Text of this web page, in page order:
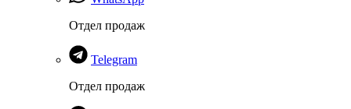
Отдел продаж
Telegram
Отдел продаж